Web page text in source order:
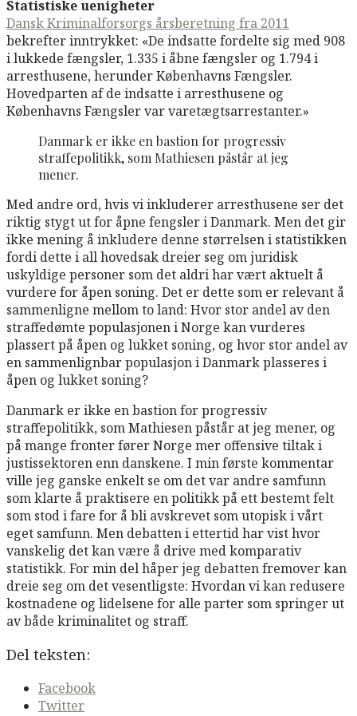
Statistiske uenigheter
Dansk Kriminalforsorgs årsberetning fra 2011
bekrefter inntrykket: «De indsatte fordelte sig med 908
i lukkede fængsler, 1.335 i åbne fængsler og 1.794 i
arresthusene, herunder Københavns Fængsler.
Hovedparten af de indsatte i arresthusene og
Københavns Fængsler var varetægtsarrestanter.»
Danmark er ikke en bastion for progressiv
straffepolitikk, som Mathiesen påstår at jeg
mener.
Med andre ord, hvis vi inkluderer arresthusene ser det
riktig stygt ut for åpne fengsler i Danmark. Men det gir
ikke mening å inkludere denne størrelsen i statistikken
fordi dette i all hovedsak dreier seg om juridisk
uskyldige personer som det aldri har vært aktuelt å
vurdere for åpen soning. Det er dette som er relevant å
sammenligne mellom to land: Hvor stor andel av den
straffedømte populasjonen i Norge kan vurderes
plassert på åpen og lukket soning, og hvor stor andel av
en sammenlignbar populasjon i Danmark plasseres i
åpen og lukket soning?
Danmark er ikke en bastion for progressiv
straffepolitikk, som Mathiesen påstår at jeg mener, og
på mange fronter fører Norge mer offensive tiltak i
justissektoren enn danskene. I min første kommentar
ville jeg ganske enkelt se om det var andre samfunn
som klarte å praktisere en politikk på ett bestemt felt
som stod i fare for å bli avskrevet som utopisk i vårt
eget samfunn. Men debatten i ettertid har vist hvor
vanskelig det kan være å drive med komparativ
statistikk. For min del håper jeg debatten fremover kan
dreie seg om det vesentligste: Hvordan vi kan redusere
kostnadene og lidelsene for alle parter som springer ut
av både kriminalitet og straff.
Del teksten:
Facebook
Twitter